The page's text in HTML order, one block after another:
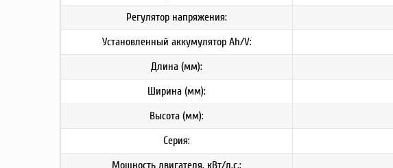
Регулятор напряжения:
Установленный аккумулятор Ah/V:
Длина (мм):
Ширина (мм):
Высота (мм):
Серия:
Мощность двигателя, кВт/л.с.: